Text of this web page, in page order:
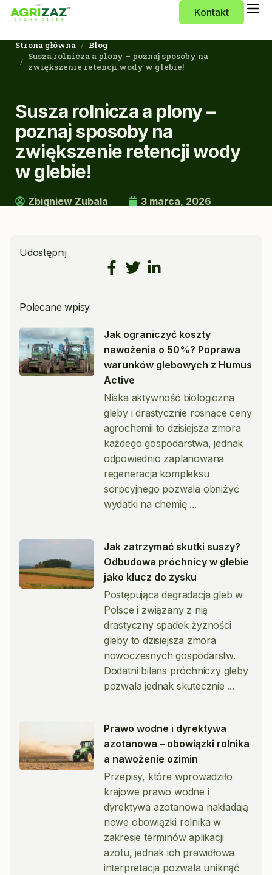
Kontakt
Strona główna
Blog
Susza rolnicza a plony – poznaj sposoby na
zwiększenie retencji wody w glebie!
Susza rolnicza a plony –
poznaj sposoby na
zwiększenie retencji wody
w glebie!
Zbigniew Zubala 3 marca, 2026
Udostępnij
Polecane wpisy
Jak ograniczyć koszty
nawożenia o 50%? Poprawa
warunków glebowych z Humus
Active
Niska aktywność biologiczna
gleby i drastycznie rosnące ceny
agrochemii to dzisiejsza zmora
każdego gospodarstwa, jednak
odpowiednio zaplanowana
regeneracja kompleksu
sorpcyjnego pozwala obniżyć
wydatki na chemię
Jak zatrzymać skutki suszy?
Odbudowa próchnicy w glebie
jako klucz do zysku
Postępująca degradacja gleb w
Polsce i związany z nią
drastyczny spadek żyzności
gleby to dzisiejsza zmora
nowoczesnych gospodarstw.
Dodatni bilans próchniczy gleby
pozwala jednak skutecznie
Prawo wodne i dyrektywa
azotanowa – obowiązki rolnika
a nawożenie ozimin
Przepisy, które wprowadziło
krajowe prawo wodne i
dyrektywa azotanowa nakładają
nowe obowiązki rolnika w
zakresie terminów aplikacji
azotu, jednak ich prawidłowa
interpretacja pozwala uniknąć